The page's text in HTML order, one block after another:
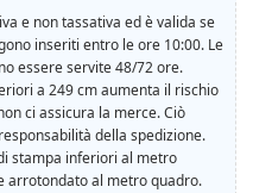
e non tassativa ed è valida se
inseriti entro le ore 10:00. Le
essere servite 48/72 ore.
a 249 cm aumenta il rischio
ci assicura la merce. Ciò
della spedizione.
stampa inferiori al metro
arrotondato al metro quadro.